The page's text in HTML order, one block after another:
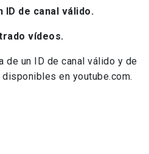
ID de canal válido.
vídeos.
de un ID de canal válido y de
en youtube.com.